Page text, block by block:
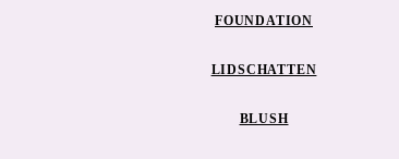
FOUNDATION
LIDSCHATTEN
BLUSH